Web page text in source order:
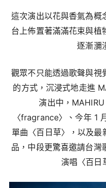
這次演出以花與香氣為概
台上佈置著滿滿花束與植
逐漸瀰
觀眾不只能透過歌聲與視
的方式，沉浸式地走進
演出中，
〈fragrance〉、今年 1
單曲〈百日草〉，以及
品，中段更驚喜邀請台灣
演唱〈百日